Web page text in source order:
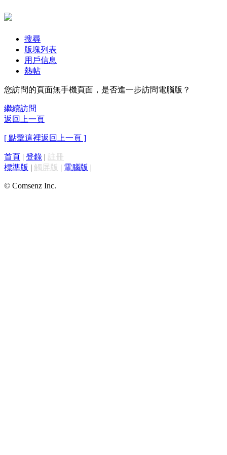
搜尋
版塊列表
用戶信息
熱帖
您訪問的頁面無手機頁面，是否進一步訪問電腦版？
繼續訪問
返回上一頁
[ 點擊這裡返回上一頁 ]
首頁 | 登錄 | 註冊
標準版 | 觸屏版 | 電腦版 |
© Comsenz Inc.